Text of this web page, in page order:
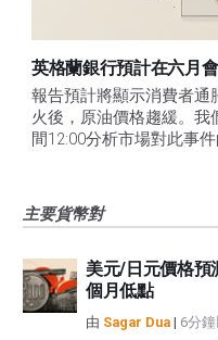
英格蘭銀行預計在六月
報告預計將顯示消費者通
火後，原油價格趨緩。
間12:00分析市場對此事
主要貨幣對
美元/日元價格預
個月低點
由 Sagar Dua | 6分